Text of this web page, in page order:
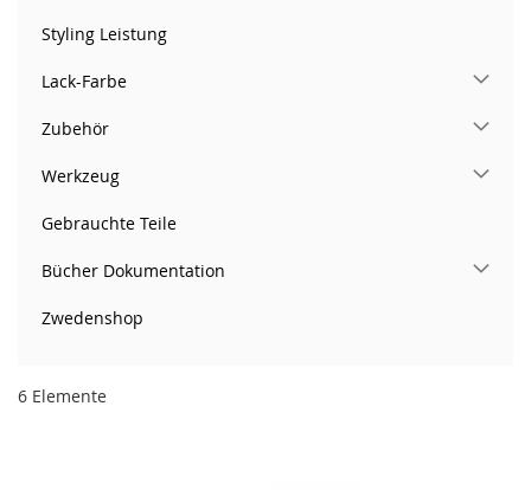
6 Elemente
Styling Leistung
Lack-Farbe
Zubehör
Werkzeug
Gebrauchte Teile
Bücher Dokumentation
Zwedenshop